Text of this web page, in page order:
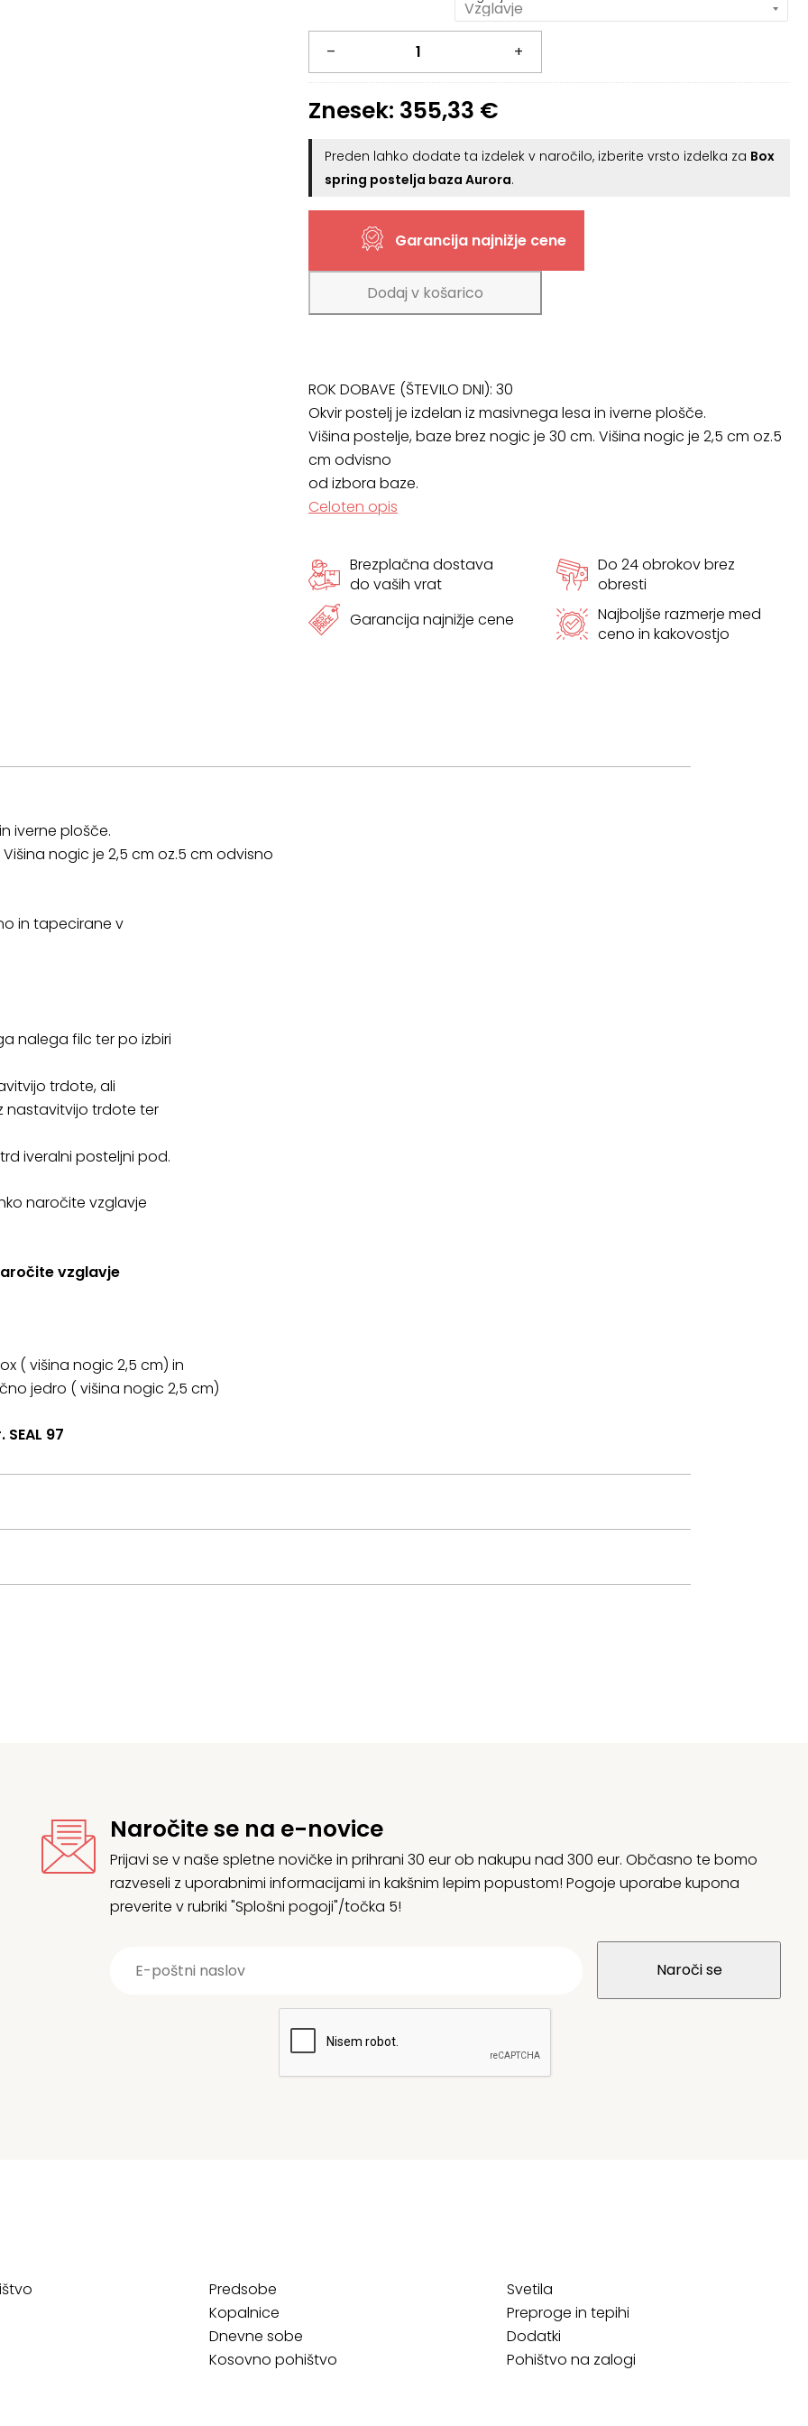
–
Vzglavje
Aurora
Boxspring
+
Znesek: 355,33 €
Preden lahko dodate ta izdelek v naročilo, izberite vrsto izdelka za Box
spring postelja baza Aurora.
Dodaj v košarico
Garancija najnižje cene
ROK DOBAVE (ŠTEVILO DNI): 30
Okvir postelj je izdelan iz masivnega lesa in iverne plošče.
Višina postelje, baze brez nogic je 30 cm. Višina nogic je 2,5 cm oz.5
cm odvisno
od izbora baze.
Celoten opis
Brezplačna dostava
do vaših vrat
Do 24 obrokov brez
obresti
Garancija najnižje cene
Najboljše razmerje med
ceno in kakovostjo
iverne plošče.
nogic je 2,5 cm oz.5 cm odvisno
in tapecirane v
nalega filc ter po izbiri
trdote, ali
nastavitvijo trdote ter
iveralni posteljni pod.
naročite vzglavje
vzglavje
( višina nogic 2,5 cm) in
jedro ( višina nogic 2,5 cm)
SEAL 97
Naročite se na e-novice
Prijavi se v naše spletne novičke in prihrani 30 eur ob nakupu nad 300 eur. Občasno te bomo
razveseli z uporabnimi informacijami in kakšnim lepim popustom! Pogoje uporabe kupona
preverite v rubriki "Splošni pogoji"/točka 5!
Predsobe
Kopalnice
Dnevne sobe
Kosovno pohištvo
Svetila
Preproge in tepihi
Dodatki
Pohištvo na zalogi